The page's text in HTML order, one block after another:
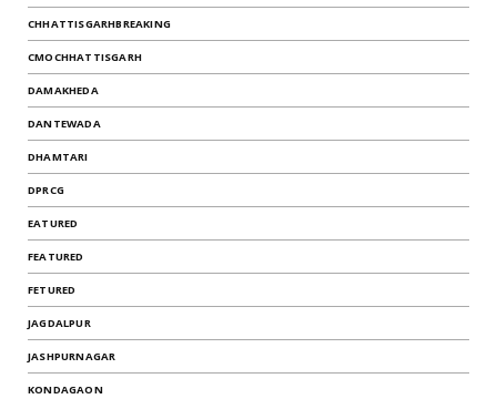
CHHATTISGARHBREAKING
CMOCHHATTISGARH
DAMAKHEDA
DANTEWADA
DHAMTARI
DPRCG
EATURED
FEATURED
FETURED
JAGDALPUR
JASHPURNAGAR
KONDAGAON